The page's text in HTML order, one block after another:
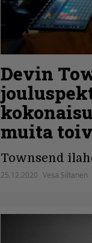
Devin
muita
Townsend
25.12.2020 Vesa Siltanen